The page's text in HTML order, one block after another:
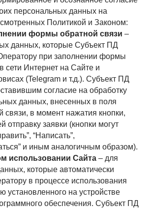
персональных данных на
Политикой и Законом:
формы обратной связи –
данных, которые Субъект ПД
при заполнении формы
сети Интернет на Сайте и
(Telegram и т.д.). Субъект ПД
согласие на обработку
данных, внесенных в поля
в момент нажатия кнопки,
отправку заявки (кнопки могут
“Написать”,
и иным аналогичным образом).
использовании Сайта – для
которые автоматически
в процессе использования
установленного на устройстве
обеспечения. Субъект ПД